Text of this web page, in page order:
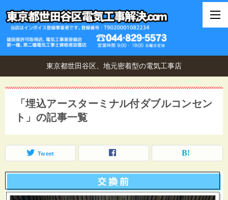
東京都世田谷区、地元密着型の電気工事店
「埋込アースターミナル付ダブルコンセン
ト」の記事一覧
Tweet